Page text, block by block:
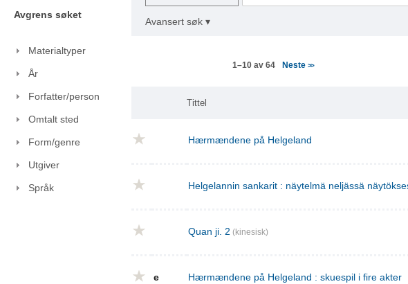
Avgrens søket
Materialtyper
År
Forfatter/person
Omtalt sted
Form/genre
Utgiver
Språk
Avansert søk ▾
1–10 av 64 Neste>>
Tittel
Hærmændene på Helgeland
Helgelannin sankarit : näytelmä neljässä
Quan ji. 2 (kinesisk)
e Hærmændene på Helgeland : skuespil i fire akter